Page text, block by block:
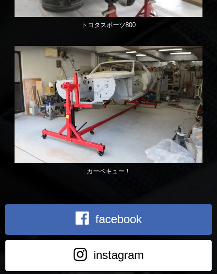
トヨタスポーツ800
カーベキュー！
facebook
instagram